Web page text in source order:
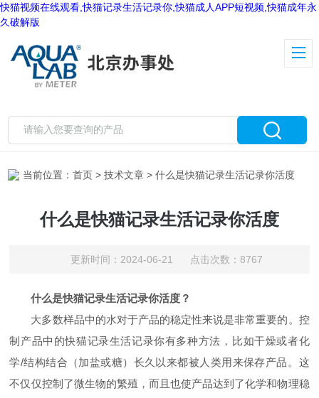
快猫视频在线观看,快猫记录生活记录你,快猫成人APP短视频,快猫成年永
久破解版
当前位置：首页 >技术文章 > 什么是快猫记录生活记录你活度
什么是快猫记录生活记录你活度
更新时间：2024-06-21 点击次数：8767
什么是快猫记录生活记录你活度？
大多数样品中的水对于产品的稳定性来说是非常重要的。控
制产品中的快猫记录生活记录你有多种方法，比如干燥或者化
学/结构结合（加盐或糖）长久以来都被人类用来保存产品。这
不仅仅控制了微生物的繁殖，而且也使产品达到了化学和物理稳